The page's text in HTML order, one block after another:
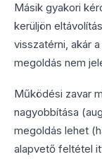
Másik gyakori
kerüljön
visszatérni, akár
megoldás nem
Működési zavar
nagyobbítása
megoldás lehet
alapvető feltétel